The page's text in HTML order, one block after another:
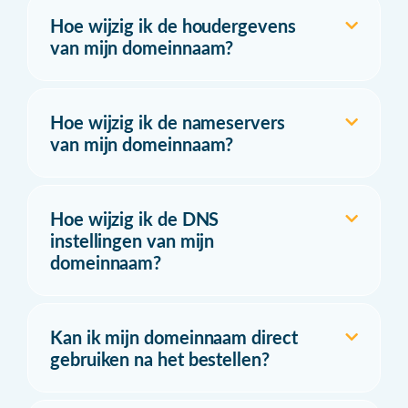
Hoe wijzig ik de houdergevens
van mijn domeinnaam?
Hoe wijzig ik de nameservers
van mijn domeinnaam?
Hoe wijzig ik de DNS
instellingen van mijn
domeinnaam?
Kan ik mijn domeinnaam direct
gebruiken na het bestellen?